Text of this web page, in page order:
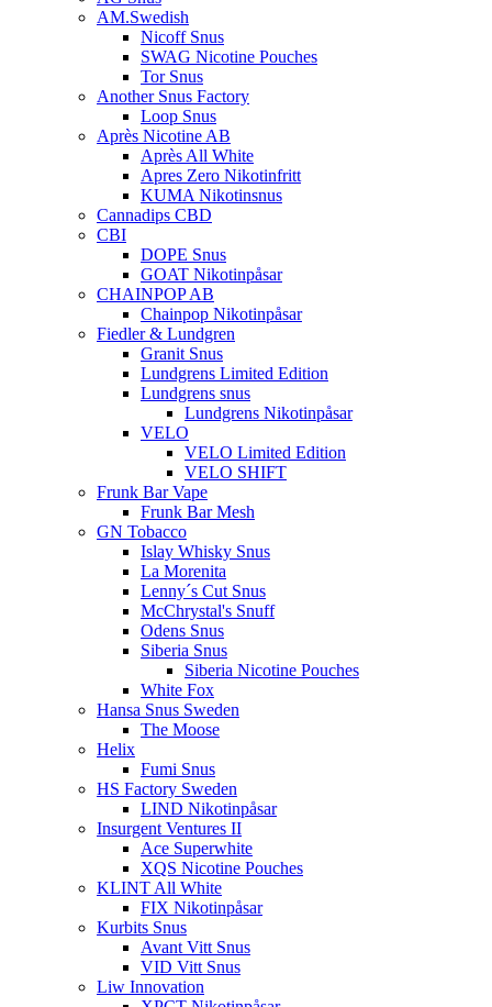
AM.Swedish
Nicoff Snus
SWAG Nicotine Pouches
Tor Snus
Another Snus Factory
Loop Snus
Après Nicotine AB
Après All White
Apres Zero Nikotinfritt
KUMA Nikotinsnus
Cannadips CBD
CBI
DOPE Snus
GOAT Nikotinpåsar
CHAINPOP AB
Chainpop Nikotinpåsar
Fiedler & Lundgren
Granit Snus
Lundgrens Limited Edition
Lundgrens snus
Lundgrens Nikotinpåsar
VELO
VELO Limited Edition
VELO SHIFT
Frunk Bar Vape
Frunk Bar Mesh
GN Tobacco
Islay Whisky Snus
La Morenita
Lenny´s Cut Snus
McChrystal's Snuff
Odens Snus
Siberia Snus
Siberia Nicotine Pouches
White Fox
Hansa Snus Sweden
The Moose
Helix
Fumi Snus
HS Factory Sweden
LIND Nikotinpåsar
Insurgent Ventures II
Ace Superwhite
XQS Nicotine Pouches
KLINT All White
FIX Nikotinpåsar
Kurbits Snus
Avant Vitt Snus
VID Vitt Snus
Liw Innovation